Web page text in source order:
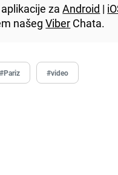
zaAndroid |
našegViber Chata.
#Pariz #video